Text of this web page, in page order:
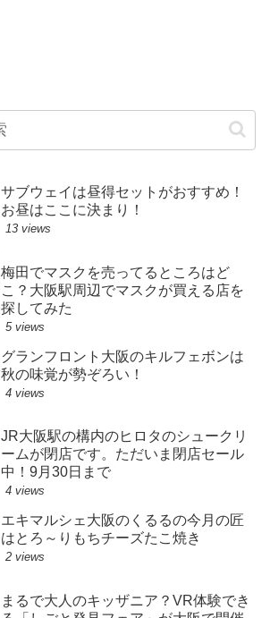
サブウェイは昼得セットがおすすめ！
お昼はここに決まり！
13 views
梅田でマスクを売ってるところはど
こ？大阪駅周辺でマスクが買える店を
探してみた
5 views
グランフロント大阪のキルフェボンは
秋の味覚が勢ぞろい！
4 views
JR大阪駅の構内のヒロタのシュークリ
ームが閉店です。ただいま閉店セール
中！9月30日まで
4 views
エキマルシェ大阪のくるるの今月の匠
はとろ～りもちチーズたこ焼き
2 views
まるで大人のキッザニア？VR体験でき